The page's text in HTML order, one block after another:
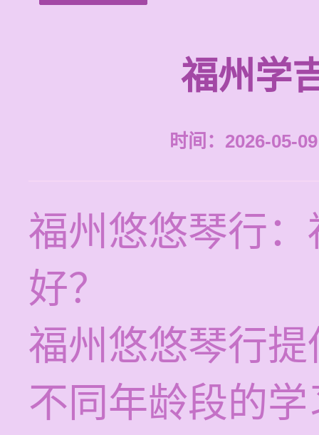
福州学
时间：2026-05-
福州悠悠琴行
好？
福州悠悠琴行
不同年龄段的